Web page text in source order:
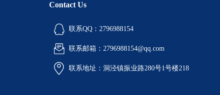
Contact Us
联系QQ：2796988154
联系邮箱：2796988154@qq.com
联系地址：洞泾镇振业路280号1号楼218